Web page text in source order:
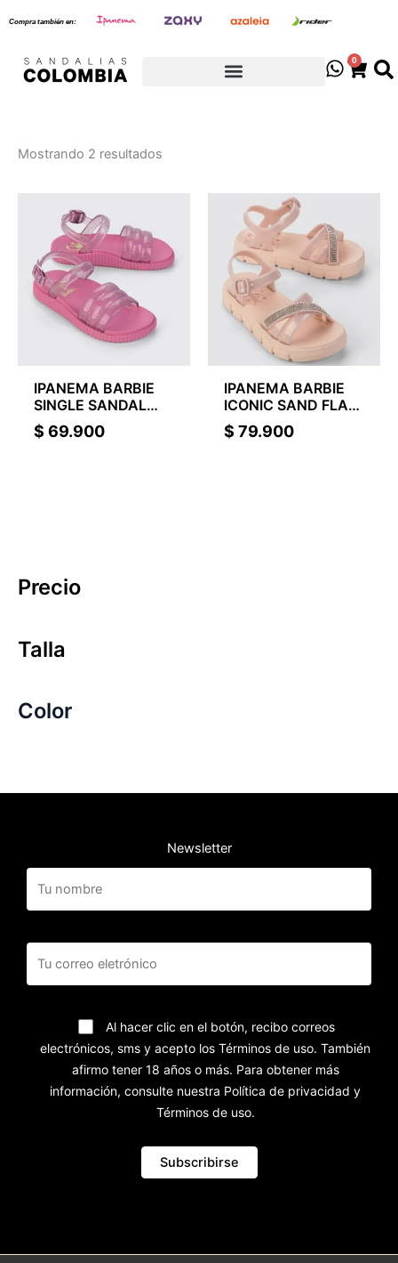
Compra también en:
0
Cart
Precio
Talla
Color
Mostrando 2 resultados
by
latest
IPANEMA BARBIE
SINGLE SANDAL
KIDS
$ 69.900
IPANEMA BARBIE
ICONIC SAND FLAT
KIDS
$ 79.900
Newsletter
Al hacer clic en el botón, recibo correos
electrónicos, sms y acepto los Términos de uso. También
afirmo tener 18 años o más. Para obtener más
información, consulte nuestra Política de privacidad y
Términos de uso.